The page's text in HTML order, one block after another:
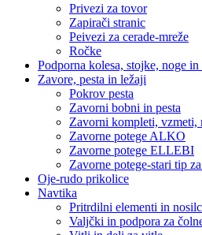
Privezi za tovor
Zapirači stranic
Peivezi za cerade-mreže
Ročke
Podporna kolesa, stojke, noge
Zavore, pesta in ležaji
Pokrov pesta
Zavorni bobni in pesta
Zavorni kompleti, vzmeti,
Zavorne potege ALKO
Zavorne potege ELLEBI
Zavorne potege-stari tip
Oje-rudo prikolice
Navtika
Pritrdilni elementi in
Valjčki in podpora za